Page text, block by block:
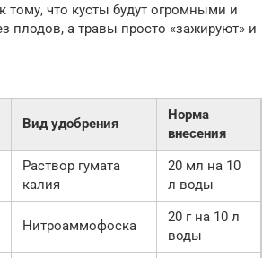
тому, что кусты будут огромными и
плодов, а травы просто «зажируют» и
Вид удобрения
Норма
внесения
Раствор гумата
калия
20 мл на 10
л воды
Нитроаммофоска
20 г на 10 л
воды